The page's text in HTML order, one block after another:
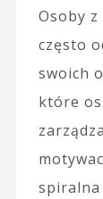
Osoby
często
swoich
które
spiralna